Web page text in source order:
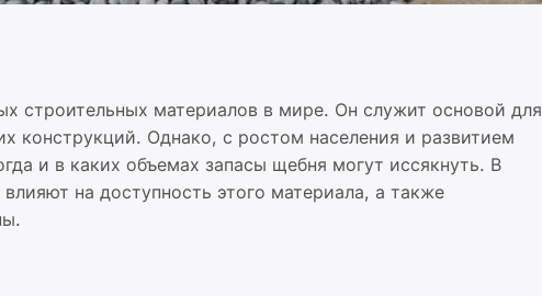
строительных материалов в мире. Он служит основой для
конструкций. Однако, с ростом населения и развитием
и в каких объемах запасы щебня могут иссякнуть. В
на доступность этого материала, а также